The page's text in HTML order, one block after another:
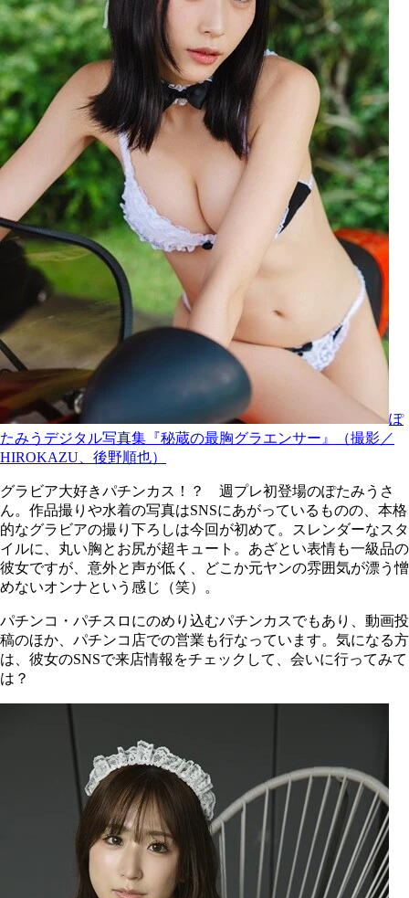
ぽ
たみうデジタル写真集『秘蔵の最胸グラエンサー』（撮影／
HIROKAZU、後野順也）
グラビア大好きパチンカス！？ 週プレ初登場のぽたみうさ
ん。作品撮りや水着の写真はSNSにあがっているものの、本格
的なグラビアの撮り下ろしは今回が初めて。スレンダーなスタ
イルに、丸い胸とお尻が超キュート。あざとい表情も一級品の
彼女ですが、意外と声が低く、どこか元ヤンの雰囲気が漂う憎
めないオンナという感じ（笑）。
パチンコ・パチスロにのめり込むパチンカスでもあり、動画投
稿のほか、パチンコ店での営業も行なっています。気になる方
は、彼女のSNSで来店情報をチェックして、会いに行ってみて
は？